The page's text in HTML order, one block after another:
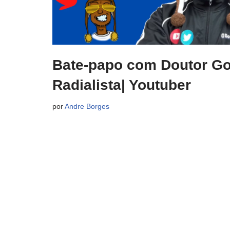
Bate-papo com Doutor
Radialista| Youtuber
porAndre Borges